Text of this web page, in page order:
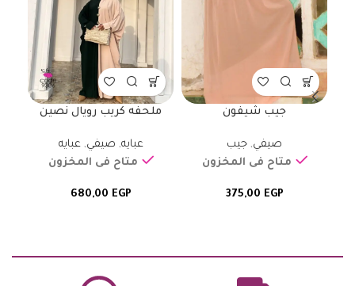
جيب شيفون
صيفي, جيب
متاح فى المخزون
375,00 EGP
ملحفه كريب رويال نصين
عبايه, صيفي,عبايه
متاح فى المخزون
680,00 EGP